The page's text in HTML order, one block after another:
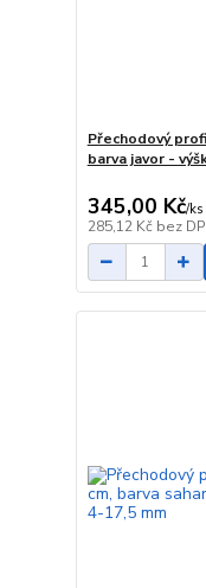
Přechodový
barva javor -
345,00 Kč/ks
285,12 Kč bez